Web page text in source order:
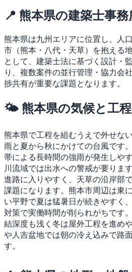
📍 熊本県の建築士事
熊本県は九州エリアに位置し、人
市（熊本・八代・天草）を抱える
として、建築士法に基づく設計・
り、複数案件の並行管理・協力会
捗共有が重要な課題となります。
🌤 熊本県の気候と工
熊本県で工程を組むうえで外せな
雨と夏から秋にかけての台風です
帯による長時間の強雨が発生しや
川流域では出水への警戒が要りま
進路に入りやすく、天草の沿岸部
課題になります。熊本市周辺は東
い平野で夏は猛暑日が続きやすく
対策で実働時間が削られがちです
結深度も浅く冬は屋外工程を進め
や人吉盆地では朝の冷え込みで路
す。